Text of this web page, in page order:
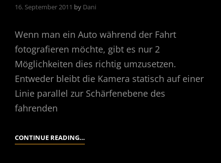
16. September 2011 by Dani
Wenn man ein Auto während der Fahrt
fotografieren möchte, gibt es nur 2
Möglichkeiten dies richtig umzusetzen.
Entweder bleibt die Kamera statisch auf einer
Linie parallel zur Schärfenebene des
fahrenden
CONTINUE READING…